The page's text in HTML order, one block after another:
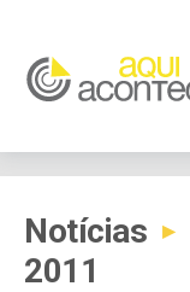
Notícias ▸
2011